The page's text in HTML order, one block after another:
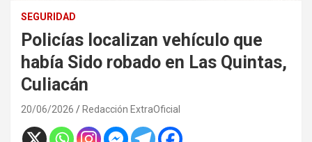
SEGURIDAD
Policías localizan vehículo que
había Sido robado en Las Quintas,
Culiacán
20/06/2026 Redacción ExtraOficial